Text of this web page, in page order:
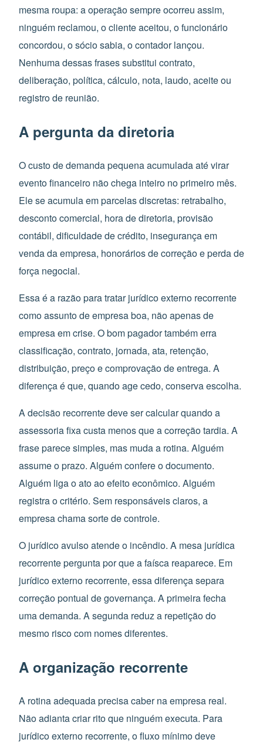
mesma roupa: a operação sempre ocorreu assim,
ninguém reclamou, o cliente aceitou, o funcionário
concordou, o sócio sabia, o contador lançou.
Nenhuma dessas frases substitui contrato,
deliberação, política, cálculo, nota, laudo, aceite ou
registro de reunião.
A pergunta da diretoria
O custo de demanda pequena acumulada até virar
evento financeiro não chega inteiro no primeiro mês.
Ele se acumula em parcelas discretas: retrabalho,
desconto comercial, hora de diretoria, provisão
contábil, dificuldade de crédito, insegurança em
venda da empresa, honorários de correção e perda de
força negocial.
Essa é a razão para tratar jurídico externo recorrente
como assunto de empresa boa, não apenas de
empresa em crise. O bom pagador também erra
classificação, contrato, jornada, ata, retenção,
distribuição, preço e comprovação de entrega. A
diferença é que, quando age cedo, conserva escolha.
A decisão recorrente deve ser calcular quando a
assessoria fixa custa menos que a correção tardia. A
frase parece simples, mas muda a rotina. Alguém
assume o prazo. Alguém confere o documento.
Alguém liga o ato ao efeito econômico. Alguém
registra o critério. Sem responsáveis claros, a
empresa chama sorte de controle.
O jurídico avulso atende o incêndio. A mesa jurídica
recorrente pergunta por que a faísca reaparece. Em
jurídico externo recorrente, essa diferença separa
correção pontual de governança. A primeira fecha
uma demanda. A segunda reduz a repetição do
mesmo risco com nomes diferentes.
A organização recorrente
A rotina adequada precisa caber na empresa real.
Não adianta criar rito que ninguém executa. Para
jurídico externo recorrente, o fluxo mínimo deve